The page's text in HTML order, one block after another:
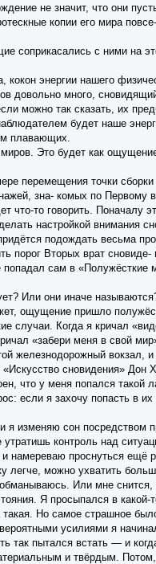
не значит, что они
копии его мира
соприкасались с ними на
энергии нашего
довольно много,
можно так сказать, их
будет наше
плавающих.
Это будет как ощущение
перемещения точки
зна- комых по
что-то говорить. Поначалу
настройкой внимания
подождать весьма
порог Вторых врат сновиде-
сам в «Полужёсткие
Или они иначе
ощущение пришло
случаи. Когда я кричал
«забери меня в свой
железнодорожный вокзал,
сновидения» Дон
что у меня попался такой
если я захочу попасть в
я изменяю сон
контроль над
намереваю проснуться ещё
легче, можно ухватить
Или мне
Я просыпался в
Но самое страшное
усилиями я
так пытался встать — и
и твёрдым.